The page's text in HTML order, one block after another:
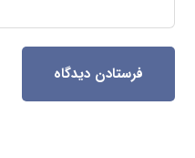
فرستادن دیدگاه